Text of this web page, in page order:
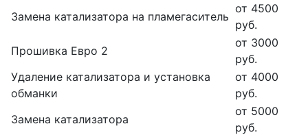
Замена катализатора на пламегаситель
от 4500
руб.
Прошивка Евро 2
от 3000
руб.
Удаление катализатора и установка
обманки
от 4000
руб.
Замена катализатора
от 5000
руб.